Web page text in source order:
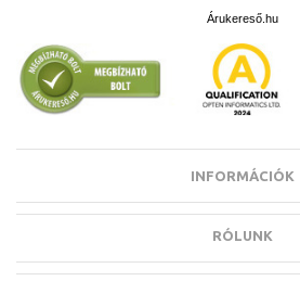
Árukereső.hu
INFORMÁCIÓK
RÓLUNK